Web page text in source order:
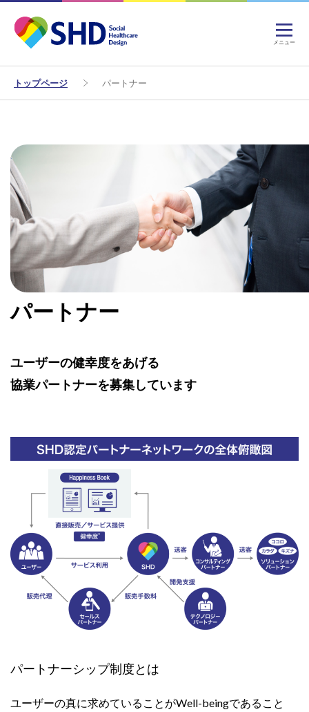
メニュー
トップページ パートナー
パートナー
ユーザーの健幸度をあげる
協業パートナーを募集しています
パートナーシップ制度とは
ユーザーの真に求めていることがWell-beingであること